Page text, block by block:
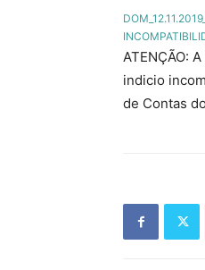
ATENÇÃO:
indicio
de Contas